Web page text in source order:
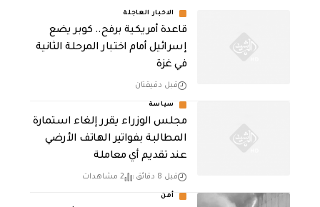
الاخبار العاجلة
قاعدة أمريكية برفح.. كوبر يضع
إسرائيل أمام اختبار المرحلة الثانية
في غزة
قبل دقيقتان
سياسة
مجلس الوزراء يقرر إلغاء استمارة
المطالبة بفواتير الهاتف الأرضي
عند تقديم أي معاملة
قبل 8 دقائق 2 مشاهدات
أمن